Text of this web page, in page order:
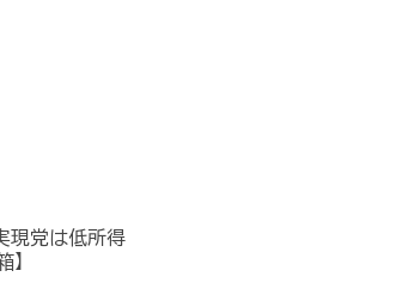
現党は低所得